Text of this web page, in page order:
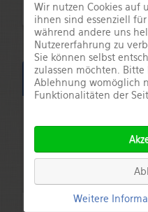
Aktuelle Infos
1. Verfahren 2. Verfahren
Wir nutzen Cookies auf
ihnen sind essenziell
während andere uns
Nutzererfahrung zu
Sie können selbst
zulassen möchten.
Ablehnung womöglich
Funktionalitäten der
Weitere